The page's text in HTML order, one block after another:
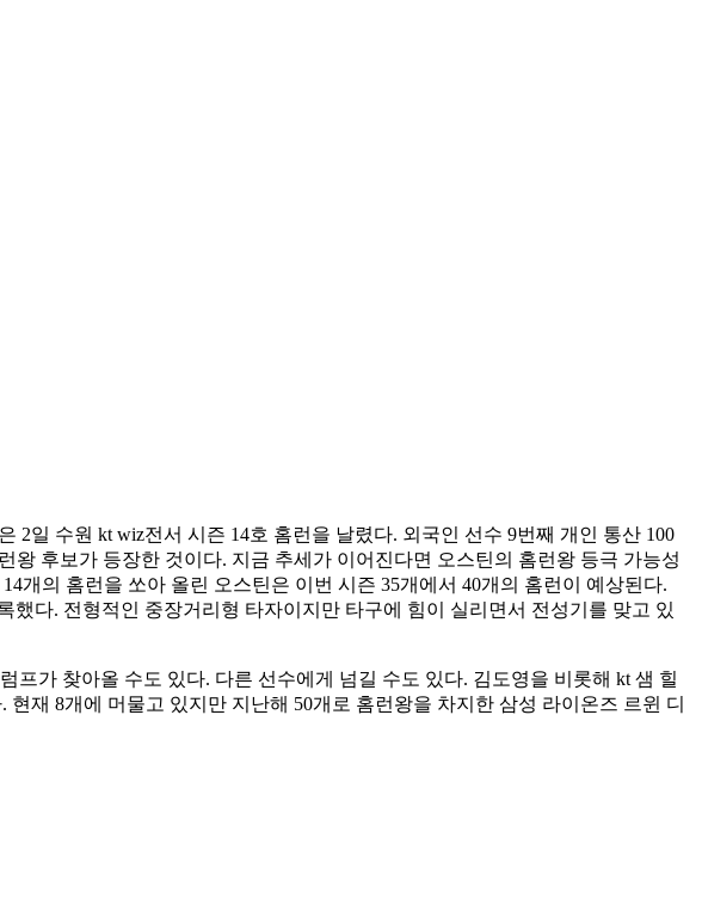
일 수원 kt wiz전서 시즌 14호 홈런을 날렸다. 외국인 선수 9번째 개인 통산 100
후보가 등장한 것이다. 지금 추세가 이어진다면 오스틴의 홈런왕 등극 가능성
개의 홈런을 쏘아 올린 오스틴은 이번 시즌 35개에서 40개의 홈런이 예상된다.
했다. 전형적인 중장거리형 타자이지만 타구에 힘이 실리면서 전성기를 맞고 있
가 찾아올 수도 있다. 다른 선수에게 넘길 수도 있다. 김도영을 비롯해 kt 샘 힐
재 8개에 머물고 있지만 지난해 50개로 홈런왕을 차지한 삼성 라이온즈 르윈 디